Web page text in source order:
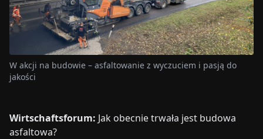
W akcji na budowie – asfaltowanie z wyczuciem i pasją do
jakości
Wirtschaftsforum: Jak obecnie trwała jest budowa
asfaltowa?